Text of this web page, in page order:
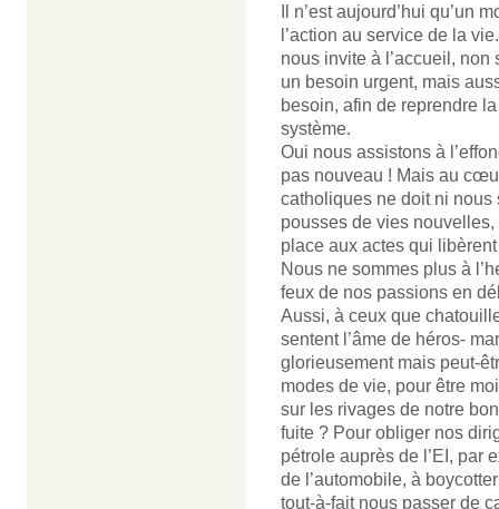
Il n’est aujourd’hui qu’un
l’action au service de la
nous invite à l’accueil,
un besoin urgent, mais
besoin, afin de reprendre
système.
Oui nous assistons à
pas nouveau ! Mais au
catholiques ne doit ni nous
pousses de vies
place aux actes qui
Nous ne sommes plus à
feux de nos passions en
Aussi, à ceux que
sentent l’âme de héros-
glorieusement mais peut-
modes de vie, pour être
sur les rivages de notre
fuite ? Pour obliger nos
pétrole auprès de l’EI, par
de l’automobile, à
tout-à-fait nous passer de